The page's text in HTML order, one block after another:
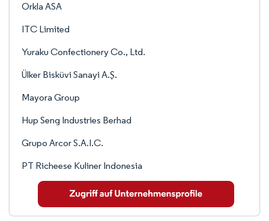
Orkla ASA
ITC Limited
Yuraku Confectionery Co., Ltd.
Ülker Bisküvi Sanayi A.Ş.
Mayora Group
Hup Seng Industries Berhad
Grupo Arcor S.A.I.C.
PT Richeese Kuliner Indonesia